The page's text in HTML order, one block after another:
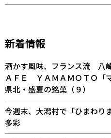
新着情報
酒かす風味、フランス流
ＡＦＥ ＹＡＭＡＭＯＴＯ「
県北・盛夏の銘菓（９）
今週末、大潟村で「ひまわ
多彩